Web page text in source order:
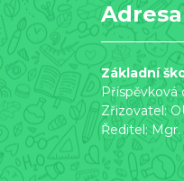
Základní
Příspěvková
Zřizovatel:
Ředitel: